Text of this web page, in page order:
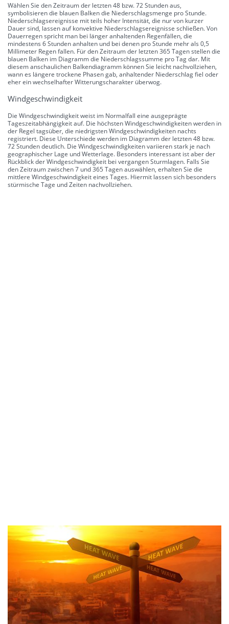
Wählen Sie den Zeitraum der letzten 48 bzw. 72 Stunden aus,
symbolisieren die blauen Balken die Niederschlagsmenge pro Stunde.
Niederschlagsereignisse mit teils hoher Intensität, die nur von kurzer
Dauer sind, lassen auf konvektive Niederschlagsereignisse schließen. Von
Dauerregen spricht man bei länger anhaltenden Regenfällen, die
mindestens 6 Stunden anhalten und bei denen pro Stunde mehr als 0,5
Millimeter Regen fallen. Für den Zeitraum der letzten 365 Tagen stellen die
blauen Balken im Diagramm die Niederschlagssumme pro Tag dar. Mit
diesem anschaulichen Balkendiagramm können Sie leicht nachvollziehen,
wann es längere trockene Phasen gab, anhaltender Niederschlag fiel oder
eher ein wechselhafter Witterungscharakter überwog.
Windgeschwindigkeit
Die Windgeschwindigkeit weist im Normalfall eine ausgeprägte
Tageszeitabhängigkeit auf. Die höchsten Windgeschwindigkeiten werden in
der Regel tagsüber, die niedrigsten Windgeschwindigkeiten nachts
registriert. Diese Unterschiede werden im Diagramm der letzten 48 bzw.
72 Stunden deutlich. Die Windgeschwindigkeiten variieren stark je nach
geographischer Lage und Wetterlage. Besonders interessant ist aber der
Rückblick der Windgeschwindigkeit bei vergangen Sturmlagen. Falls Sie
den Zeitraum zwischen 7 und 365 Tagen auswählen, erhalten Sie die
mittlere Windgeschwindigkeit eines Tages. Hiermit lassen sich besonders
stürmische Tage und Zeiten nachvollziehen.